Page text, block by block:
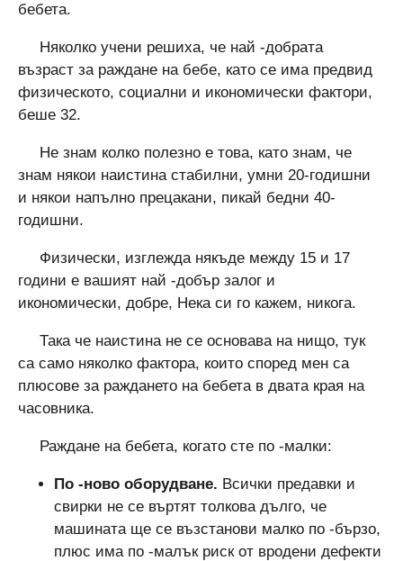
бебета.
Няколко учени решиха, че най -добрата
възраст за раждане на бебе, като се има предвид
физическото, социални и икономически фактори,
беше 32.
Не знам колко полезно е това, като знам, че
знам някои наистина стабилни, умни 20-годишни
и някои напълно прецакани, пикай бедни 40-
годишни.
Физически, изглежда някъде между 15 и 17
години е вашият най -добър залог и
икономически, добре, Нека си го кажем, никога.
Така че наистина не се основава на нищо, тук
са само няколко фактора, които според мен са
плюсове за раждането на бебета в двата края на
часовника.
Раждане на бебета, когато сте по -малки:
По -ново оборудване. Всички предавки и
свирки не се въртят толкова дълго, че
машината ще се възстанови малко по -бързо,
плюс има по -малък риск от вродени дефекти